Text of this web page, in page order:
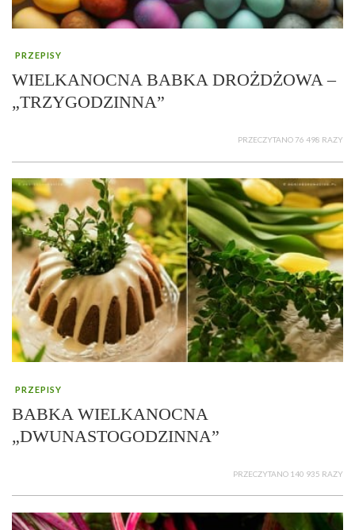
PRZEPISY
WIELKANOCNA BABKA DROŻDŻOWA –
„TRZYGODZINNA”
PRZECZYTANO 76 498 RAZY
PRZEPISY
BABKA WIELKANOCNA
„DWUNASTOGODZINNA”
PRZECZYTANO 140 935 RAZY